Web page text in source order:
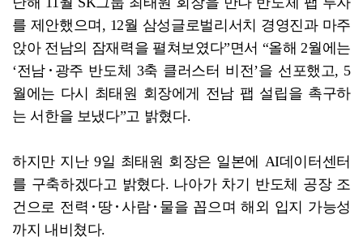
를 제안했으며, 12월 삼성글로벌리서치 경영진과 마주
앉아 전남의 잠재력을 펼쳐보였다”면서 “올해 2월에는
‘전남･광주 반도체 3축 클러스터 비전’을 선포했고, 5
월에는 다시 최태원 회장에게 전남 팹 설립을 촉구하
는 서한을 보냈다”고 밝혔다.
하지만 지난 9일 최태원 회장은 일본에 AI데이터센터
를 구축하겠다고 밝혔다. 나아가 차기 반도체 공장 조
건으로 전력･땅･사람･물을 꼽으며 해외 입지 가능성
까지 내비쳤다.